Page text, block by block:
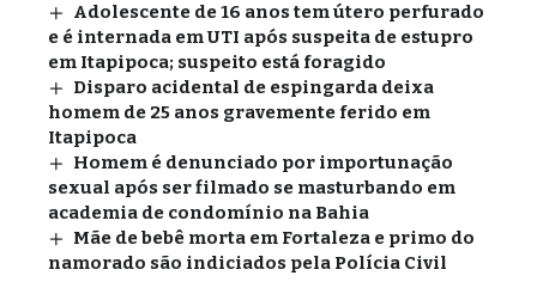
Adolescente de 16 anos tem útero perfurado
e é internada em UTI após suspeita de estupro
em Itapipoca; suspeito está foragido
Disparo acidental de espingarda deixa
homem de 25 anos gravemente ferido em
Itapipoca
Homem é denunciado por importunação
sexual após ser filmado se masturbando em
academia de condomínio na Bahia
Mãe de bebê morta em Fortaleza e primo do
namorado são indiciados pela Polícia Civil